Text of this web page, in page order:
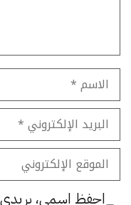
الاسم
البريد
الإلكتروني
الموقع
الإلكتروني
احفظ اسمي، بريدي